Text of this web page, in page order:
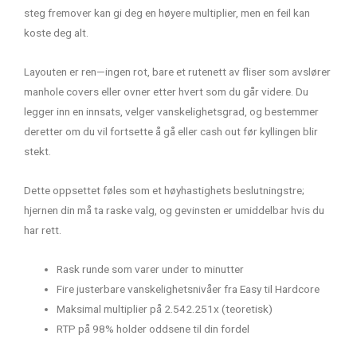
steg fremover kan gi deg en høyere multiplier, men en feil kan
koste deg alt.
Layouten er ren—ingen rot, bare et rutenett av fliser som avslører
manhole covers eller ovner etter hvert som du går videre. Du
legger inn en innsats, velger vanskelighetsgrad, og bestemmer
deretter om du vil fortsette å gå eller cash out før kyllingen blir
stekt.
Dette oppsettet føles som et høyhastighets beslutningstre;
hjernen din må ta raske valg, og gevinsten er umiddelbar hvis du
har rett.
Rask runde som varer under to minutter
Fire justerbare vanskelighetsnivåer fra Easy til Hardcore
Maksimal multiplier på 2.542.251x (teoretisk)
RTP på 98% holder oddsene til din fordel